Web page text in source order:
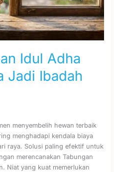
Idul Adha
Jadi Ibadah
menyembelih hewan terbaik
menghadapi kendala biaya
raya. Solusi paling efektif untuk
merencanakan Tabungan
Niat yang kuat memerlukan